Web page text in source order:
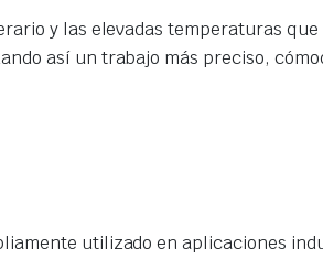
y las elevadas temperaturas
así un trabajo más preciso,
utilizado en aplicaciones